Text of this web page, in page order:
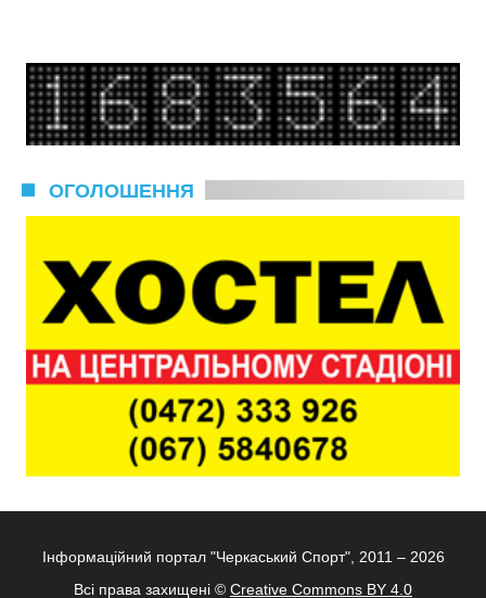
ОГОЛОШЕННЯ
Інформаційний портал "Черкаський Спорт", 2011 – 2026
Всі права захищені © Creative Commons BY 4.0